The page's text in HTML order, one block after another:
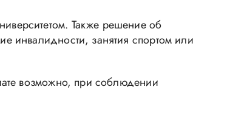
Также решение об
инвалидности, занятия спортом или
возможно, при соблюдении